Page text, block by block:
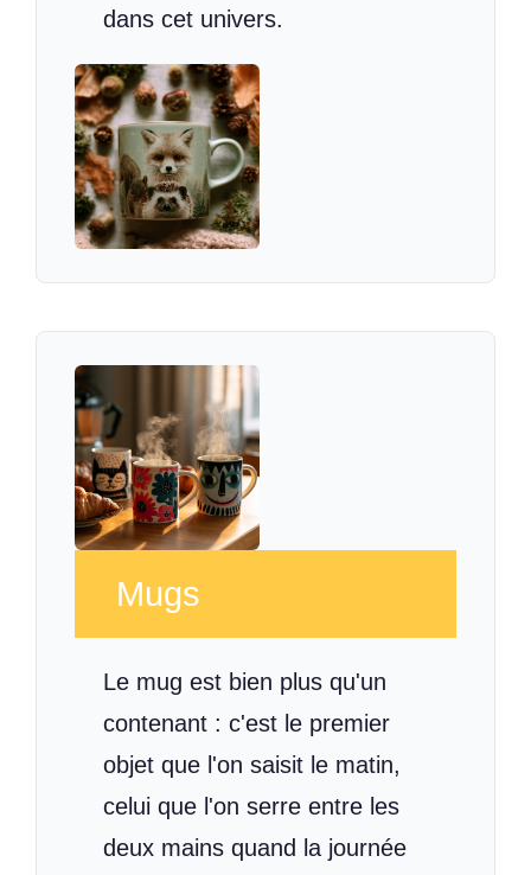
dans cet univers.
Mugs
Le mug est bien plus qu'un
contenant : c'est le premier
objet que l'on saisit le matin,
celui que l'on serre entre les
deux mains quand la journée